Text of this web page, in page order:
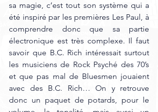
sa magie, c’est tout son système qui a
été inspiré par les premières Les Paul, à
comprendre donc que sa partie
électronique est très complexe. Il faut
savoir que B.C. Rich intéressait surtout
les musiciens de Rock Psyché des 70’s
et que pas mal de Bluesmen jouaient
avec des B.C. Rich… On y retrouve
donc un paquet de potards, pour le